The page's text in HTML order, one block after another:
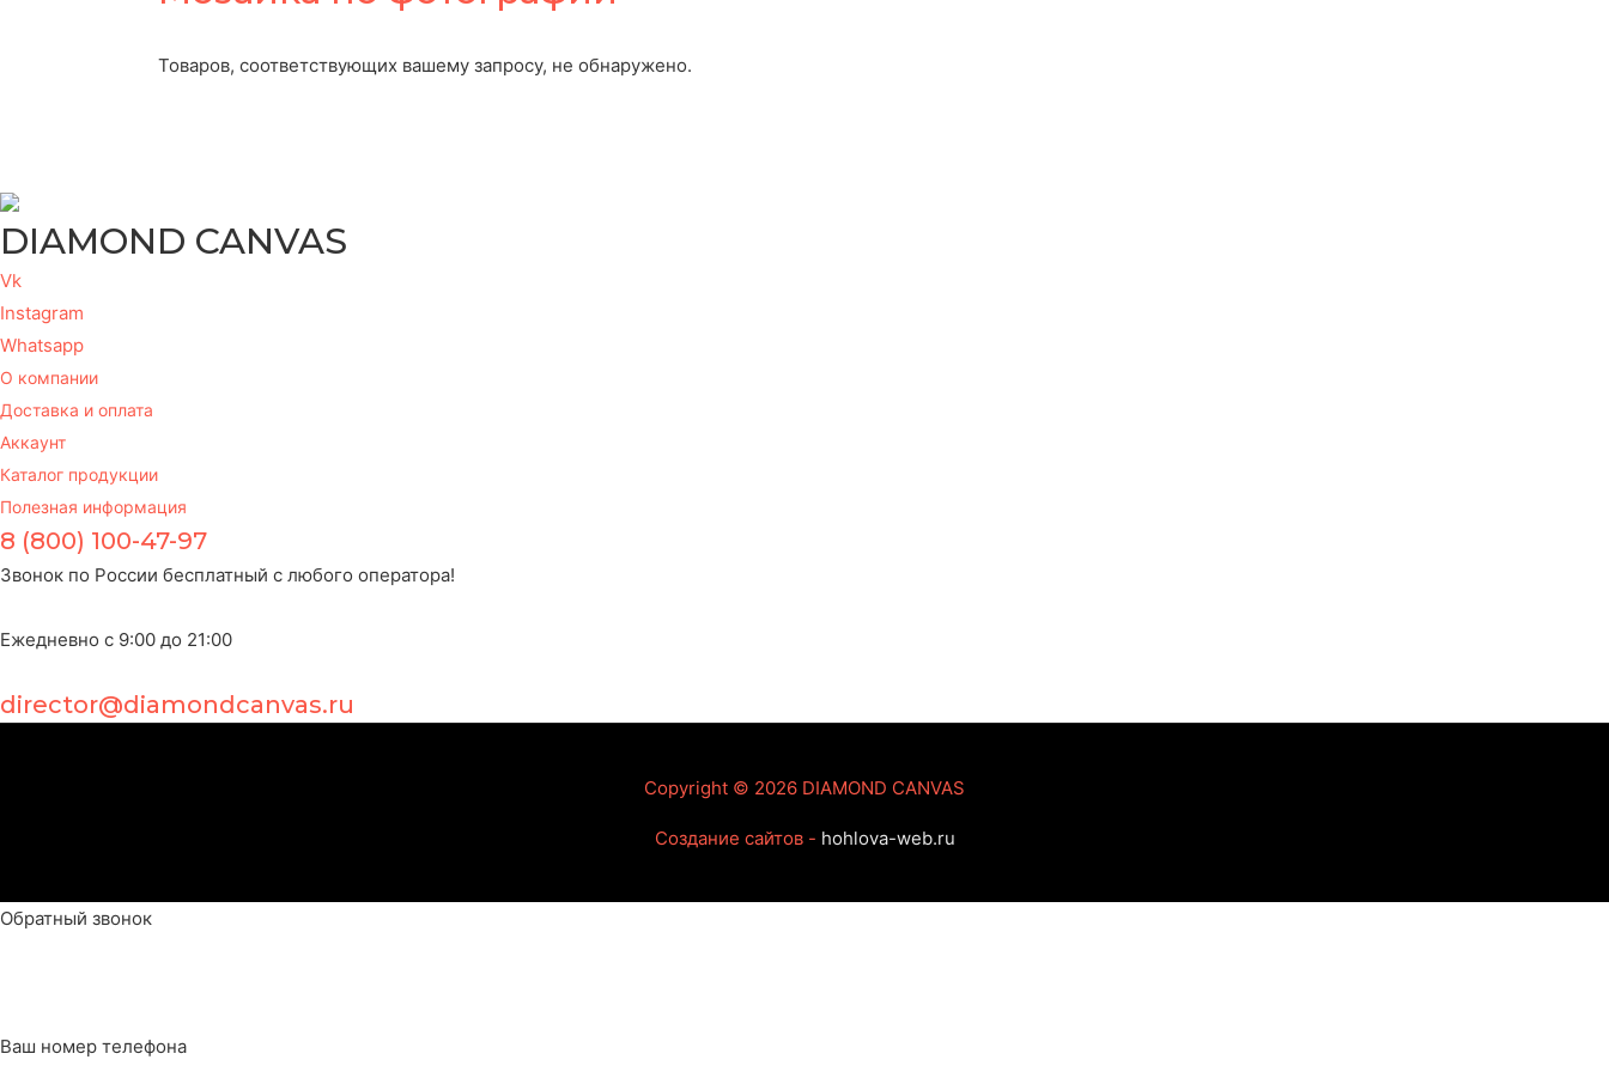
Товаров, соответствующих вашему запросу, не обнаружено.
DIAMOND CANVAS
Vk
Instagram
Whatsapp
О компании
Доставка и оплата
Аккаунт
Каталог продукции
Полезная информация
8 (800) 100-47-97
Звонок по России бесплатный с любого оператора!
Ежедневно с 9:00 до 21:00
director@diamondcanvas.ru
Copyright © 2026 DIAMOND CANVAS
Создание сайтов - hohlova-web.ru
Обратный звонок
Ваш номер телефона